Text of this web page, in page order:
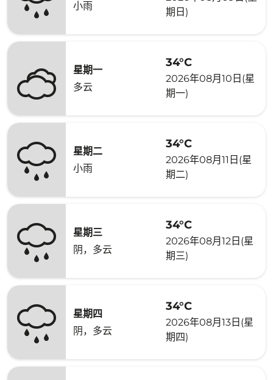
小雨
期日)
星期一
多云
34°C
2026年08月10日(星
期一)
星期二
小雨
34°C
2026年08月11日(星
期二)
星期三
阴，多云
34°C
2026年08月12日(星
期三)
星期四
阴，多云
34°C
2026年08月13日(星
期四)